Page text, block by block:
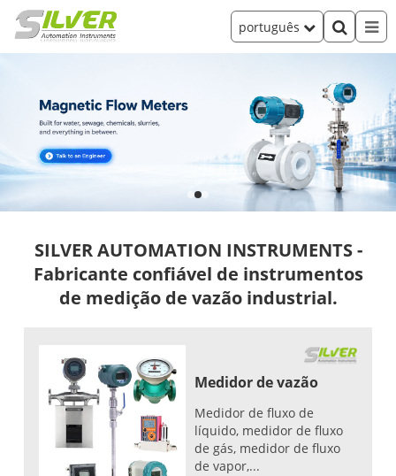
português
SILVER AUTOMATION INSTRUMENTS -
Fabricante confiável de instrumentos
de medição de vazão industrial.
Medidor de vazão
Medidor de fluxo de
líquido, medidor de fluxo
de gás, medidor de fluxo
de vapor,...